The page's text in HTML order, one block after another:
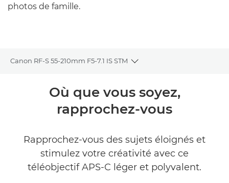
photos de famille.
Canon RF-S 55-210mm F5-7.1 IS STM
Toggle breadcrumbs
Présentation
Caractéristiques
Galerie
Commentaires
Où que vous soyez,
rapprochez-vous
Rapprochez-vous des sujets éloignés et
stimulez votre créativité avec ce
téléobjectif APS-C léger et polyvalent.